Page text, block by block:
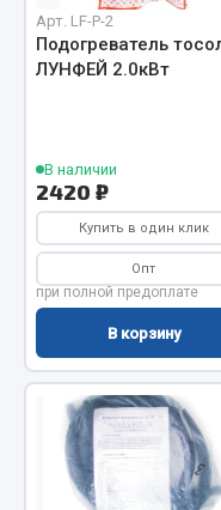
Кольца стопорные
Пресс-масленки
Весь раздел
Camozzi
Адаптеры и
Тройники
Трубки, муфты, гайки
Арт. LF-P-2
Подогреватель
ЛУНФЕЙ 2.0кВт
В наличии
2420 ₽
Купить в один клик
Опт
при полной предоплате
В корзину